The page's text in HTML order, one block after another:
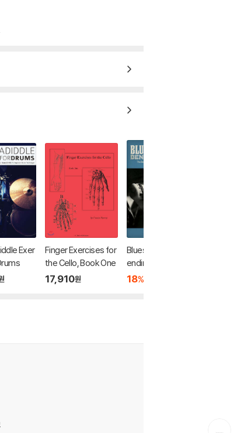
Exer
Finger Exercises for
the Cello, Book One
17,910원
Blues Harmonica - B
ending & Beyond: T
he Bending Bible for
18%